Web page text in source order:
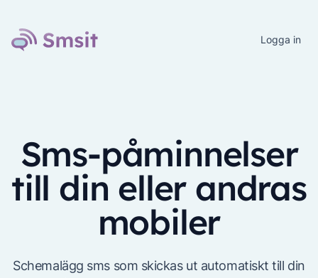
Logga in
Sms-påminnelser
till din eller andras
mobiler
Schemalägg sms som skickas ut automatiskt till din